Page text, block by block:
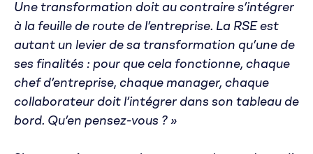
Une transformation doit au contraire s’intégrer
à la feuille de route de l’entreprise. La RSE est
autant un levier de sa transformation qu’une de
ses finalités : pour que cela fonctionne, chaque
chef d’entreprise, chaque manager, chaque
collaborateur doit l’intégrer dans son tableau de
bord. Qu’en pensez-vous ? »